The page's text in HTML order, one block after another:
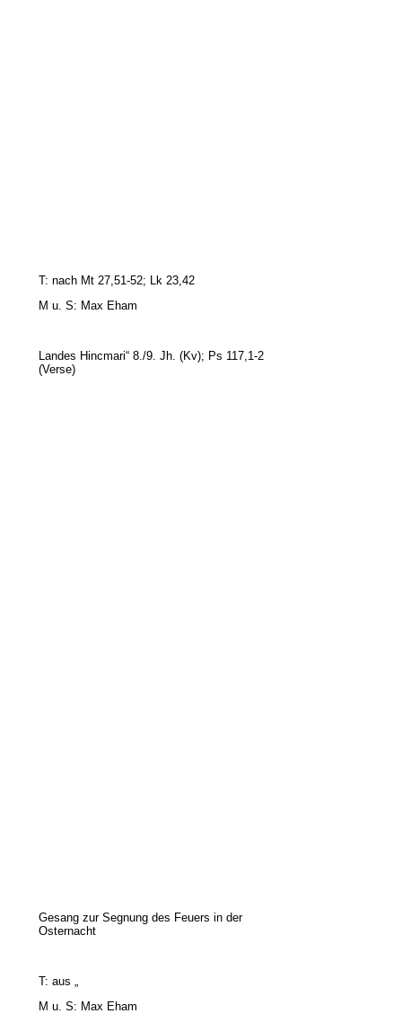
T: nach Mt 27,51-52; Lk 23,42
M u. S: Max Eham
Landes Hincmari“ 8./9. Jh. (Kv); Ps 117,1-2
(Verse)
Gesang zur Segnung des Feuers in der
Osternacht
T: aus „
M u. S: Max Eham